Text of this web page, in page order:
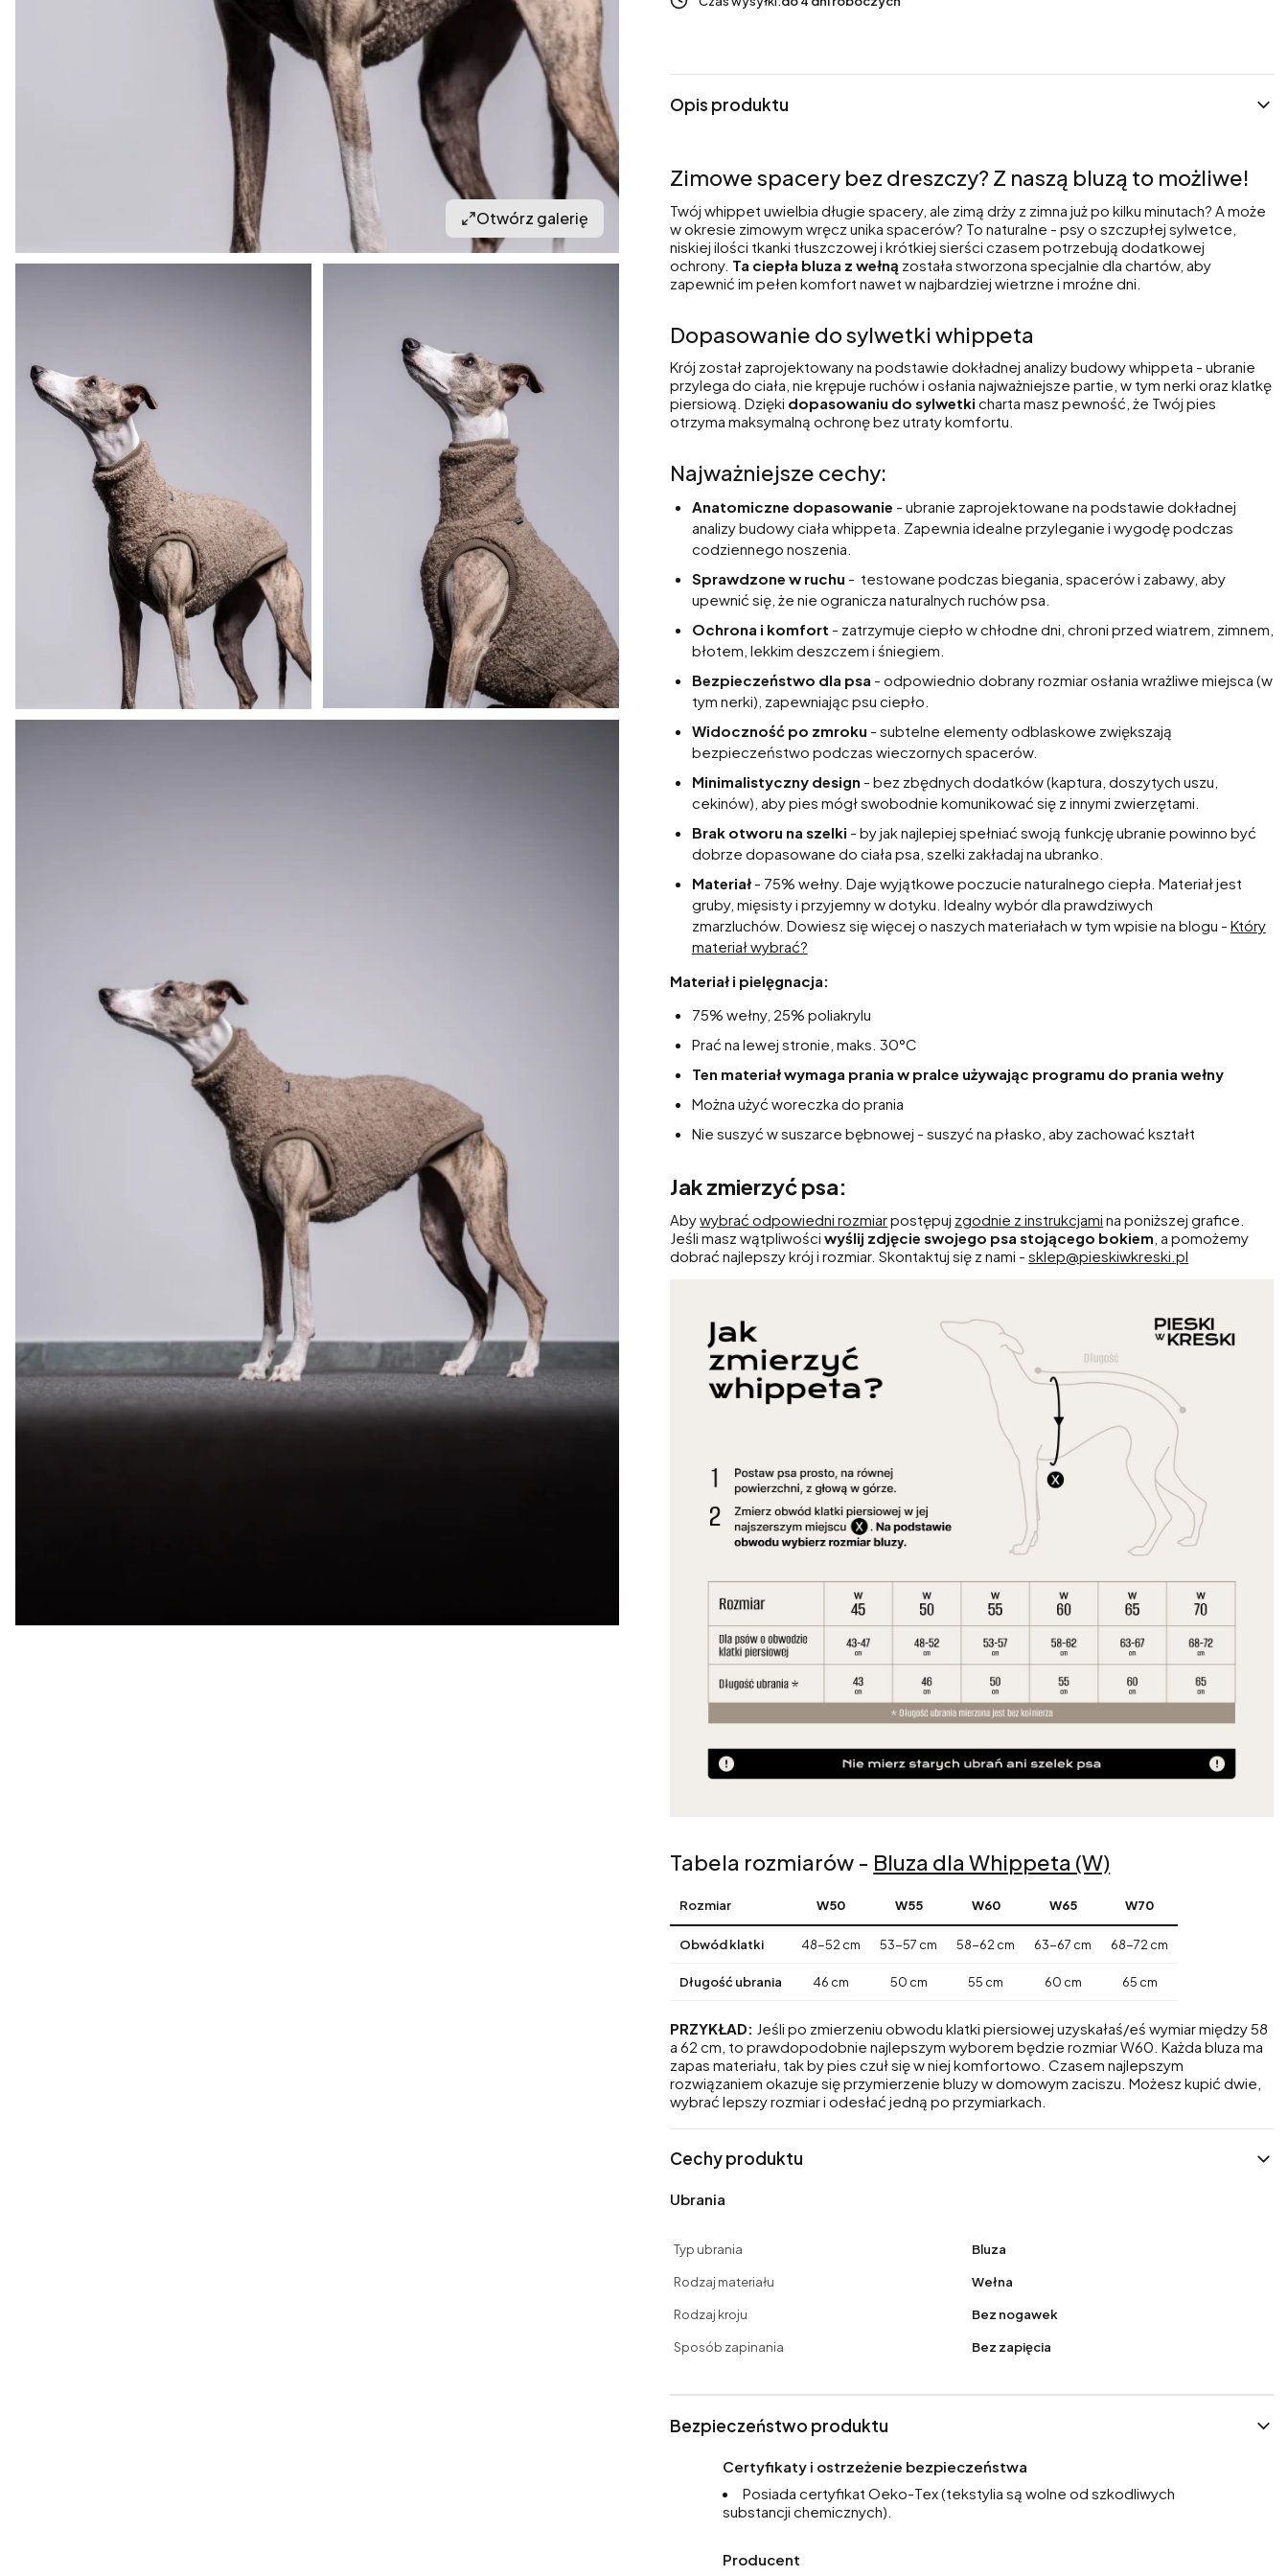
Otwórz galerię
Opis produktu
Zimowe spacery bez dreszczy? Z naszą bluzą to możliwe!
Twój whippet uwielbia długie spacery, ale zimą drży z zimna już po kilku minutach? A może
w okresie zimowym wręcz unika spacerów? To naturalne - psy o szczupłej sylwetce,
niskiej ilości tkanki tłuszczowej i krótkiej sierści czasem potrzebują dodatkowej
ochrony. Ta ciepła bluza z wełną została stworzona specjalnie dla chartów, aby
zapewnić im pełen komfort nawet w najbardziej wietrzne i mroźne dni.
Dopasowanie do sylwetki whippeta
Krój został zaprojektowany na podstawie dokładnej analizy budowy whippeta - ubranie
przylega do ciała, nie krępuje ruchów i osłania najważniejsze partie, w tym nerki oraz klatkę
piersiową. Dzięki dopasowaniu do sylwetkicharta masz pewność, że Twój pies
otrzyma maksymalną ochronę bez utraty komfortu.
Najważniejsze cechy:
Anatomiczne dopasowanie - ubranie zaprojektowane na podstawie dokładnej
analizy budowy ciała whippeta. Zapewnia idealne przyleganie i wygodę podczas
codziennego noszenia.
Sprawdzone w ruchu - testowane podczas biegania, spacerów i zabawy, aby
upewnić się, że nie ogranicza naturalnych ruchów psa.
Ochrona i komfort - zatrzymuje ciepło w chłodne dni, chroni przed wiatrem, zimnem,
błotem, lekkim deszczem i śniegiem.
Bezpieczeństwo dla psa - odpowiednio dobrany rozmiar osłania wrażliwe miejsca (w
tym nerki), zapewniając psu ciepło.
Widoczność po zmroku - subtelne elementy odblaskowe zwiększają
bezpieczeństwo podczas wieczornych spacerów.
Minimalistyczny design - bez zbędnych dodatków (kaptura, doszytych uszu,
cekinów), aby pies mógł swobodnie komunikować się z innymi zwierzętami.
Brak otworu na szelki - by jak najlepiej spełniać swoją funkcję ubranie powinno być
dobrze dopasowane do ciała psa, szelki zakładaj na ubranko.
Materiał - 75% wełny. Daje wyjątkowe poczucie naturalnego ciepła. Materiał jest
gruby, mięsisty i przyjemny w dotyku. Idealny wybór dla prawdziwych
zmarzluchów. Dowiesz się więcej o naszych materiałach w tym wpisie na blogu - Który
materiał wybrać?
Materiał i pielęgnacja:
75% wełny, 25% poliakrylu
Prać na lewej stronie, maks. 30°C
Ten materiał wymaga prania w pralce używając programu do prania wełny
Można użyć woreczka do prania
Nie suszyć w suszarce bębnowej - suszyć na płasko, aby zachować kształt
Jak zmierzyć psa:
Abywybrać odpowiedni rozmiarpostępuj zgodnie z instrukcjami na poniższej grafice.
Jeśli masz wątpliwościwyślij zdjęcie swojego psa stojącego bokiem , a pomożemy
dobrać najlepszy krój i rozmiar. Skontaktuj się z nami -sklep@pieskiwkreski.pl
Tabela rozmiarów - Bluza dla Whippeta (W)
Rozmiar W50 W55 W60 W65 W70
Obwód klatki 48-52 cm 53-57 cm 58-62 cm 63-67 cm 68-72 cm
Długość ubrania 46 cm 50 cm 55 cm 60 cm 65 cm
PRZYKŁAD: Jeśli po zmierzeniu obwodu klatki piersiowej uzyskałaś/eś wymiar między 58
a 62 cm, to prawdopodobnie najlepszym wyborem będzie rozmiar W60. Każda bluza ma
zapas materiału, tak by pies czuł się w niej komfortowo. Czasem najlepszym
rozwiązaniem okazuje się przymierzenie bluzy w domowym zaciszu. Możesz kupić dwie,
wybrać lepszy rozmiar i odesłać jedną po przymiarkach.
Cechy produktu
Ubrania
Typ ubrania Bluza
Rodzaj materiału Wełna
Rodzaj kroju Bez nogawek
Sposób zapinania Bez zapięcia
Bezpieczeństwo produktu
Certyfikaty i ostrzeżenie bezpieczeństwa
Posiada certyfikat Oeko-Tex (tekstylia są wolne od szkodliwych
substancji chemicznych).
Producent